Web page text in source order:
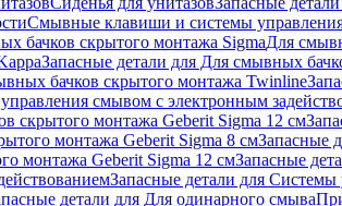
Смывные клавиши и системы
бачков скрытого монтажа SigmaДля
Запасные детали для Для смывных
бачков скрытого монтажа Twinline
смывом с электронным
скрытого монтажа Geberit Sigma 12 см
монтажа Geberit Sigma 8 смЗапасные
монтажа Geberit Sigma 12 смЗапасные
Запасные детали для
детали для Для одинарного смыва